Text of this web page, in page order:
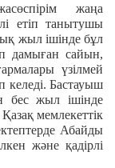
жаңа
етіп танытушы
жыл ішінде бұл
дамыған сайын,
үзілмей
келеді. Бастауыш
бес жыл ішінде
мемлекеттік
Абайды
және қадірлі